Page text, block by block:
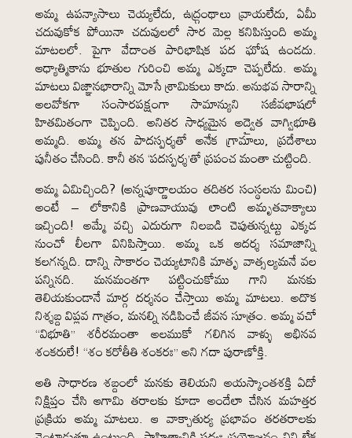
అమ్మ ఉపన్యాసాలు చెయ్యలేదు, ఉద్గ్రంథాలు వ్రాయలేదు, ఏమీ
చదువుకోక పోయినా చదువులలో సార మెల్ల కనిపిస్తుంది అమ్మ
మాటలలో. పైగా వేదాంత పారిభాషిక పద ఘోష ఉండదు.
ఆధ్యాత్మికాను భూతుల గురించి అమ్మ ఎక్కడా చెప్పలేదు. అమ్మ
మాటలు విజ్ఞానభారాన్ని మోసే శ్రామికులు కాదు. అనుభవ సారాన్ని
అలవోకగా సంసారపక్షంగా సామాన్యుని సజీవభాషలో
హితమితంగా చెప్పింది. అనితర సాధ్యమైన అద్వైత వాగ్విభూతి
అమ్మది. అమ్మ తన పాదస్పర్శతో అనేక గ్రామాలు, ప్రదేశాలు
పునీతం చేసింది. కానీ తన ‘పదస్పర్శ’తో ప్రపంచ మంతా చుట్టింది.
అమ్మ ఏమిచ్చింది? (అన్నపూర్ణాలయం తదితర సంస్థలను మించి)
అంటే – లోకానికి ప్రాణవాయువు లాంటి అమృతవాక్యాలు
ఇచ్చింది! అమ్మే వచ్చి ఎదురుగా నిలబడి చెపుతున్నట్టు ఎక్కడ
నుంచో లీలగా వినిపిస్తాయి. అమ్మ ఒక ఆదర్శ సమాజాన్ని
కలగన్నది. దాన్ని సాకారం చెయ్యటానికి మాతృ వాత్సల్యమనే వల
పన్నినది. మనమంతగా పట్టించుకోము గాని మనకు
తెలియకుండానే మార్గ దర్శనం చేస్తాయి అమ్మ మాటలు. అదొక
నిశ్శబ్ద విప్లవ గాత్రం, మనల్ని నడిపించే జీవన సూత్రం. అమ్మ వచో
“విభూతి” శరీరమంతా అలముకో గలిగిన వాళ్ళు అభినవ
శంకరులే! “శం కరోతీతి శంకరః” అని గదా పురాణోక్తి.
అతి సాధారణ శబ్దంలో మనకు తెలియని అయస్కాంతశక్తి ఏదో
నిక్షిప్తం చేసి ఆగామి తరాలకు కూడా అందేలా చేసిన మహత్తర
ప్రక్రియ అమ్మ మాటలు. ఆ వాక్చాతుర్య ప్రభావం తరతరాలకు